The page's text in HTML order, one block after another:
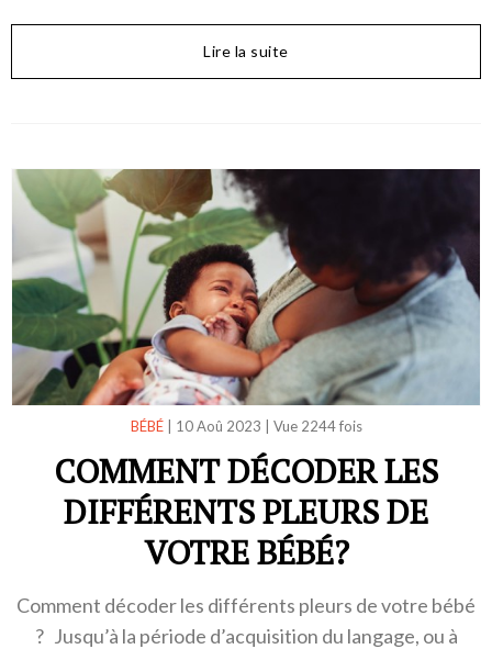
Lire la suite
BÉBÉ| 10 Aoû 2023 Vue 2244 fois
COMMENT DÉCODER LES
DIFFÉRENTS PLEURS DE
VOTRE BÉBÉ?
Comment décoder les différents pleurs de votre bébé
? Jusqu’à la période d’acquisition du langage, ou à